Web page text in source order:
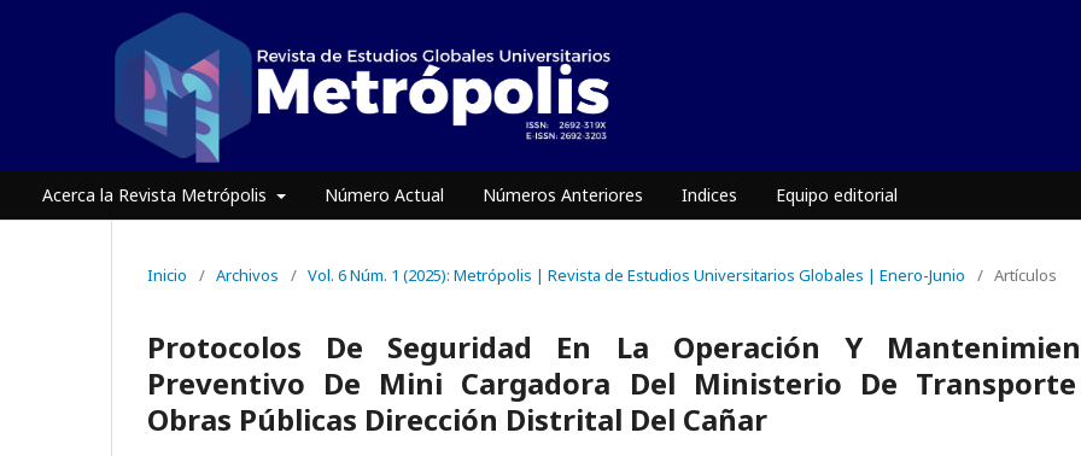
Acerca la Revista Metrópolis Número Actual Números Anteriores Indices Equipo editorial
Inicio / Archivos / Vol. 6 Núm. 1 (2025): Metrópolis | Revista de Estudios Universitarios Globales | Enero-Junio / Artículos
Protocolos De Seguridad En La Operación Y
Preventivo De Mini Cargadora Del Ministerio De
Obras Públicas Dirección Distrital Del Cañar